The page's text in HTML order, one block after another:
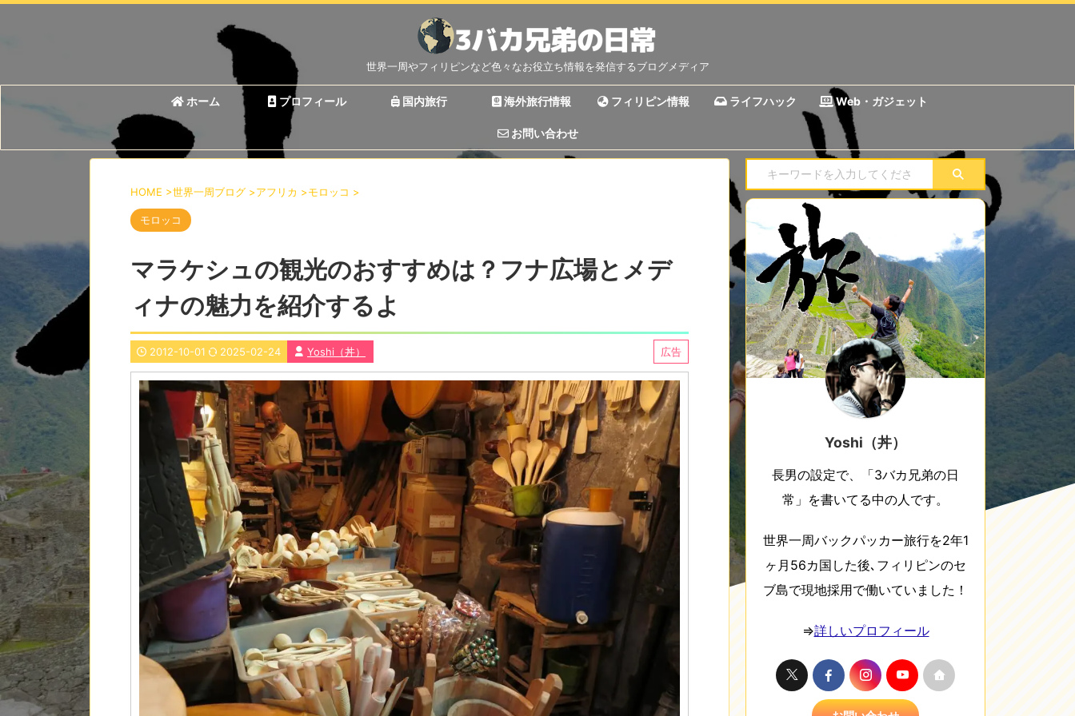
世界一周やフィリピンなど色々なお役立ち情報を発信するブログメディア
ホーム プロフィール 国内旅行 海外旅行情報 フィリピン情報 ライフハック Web・ガジェット
お問い合わせ
HOME >世界一周ブログ >アフリカ >モロッコ >
モロッコ
マラケシュの観光のおすすめは？フナ広場とメデ
ィナの魅力を紹介するよ
2012-10-01 2025-02-24 Yoshi（丼） 広告
Yoshi（丼）
長男の設定で、「3バカ兄弟の日
常」を書いてる中の人です。
世界一周バックパッカー旅行を2年1
ヶ月56カ国した後､フィリピンのセ
ブ島で現地採用で働いていました！
⇒詳しいプロフィール